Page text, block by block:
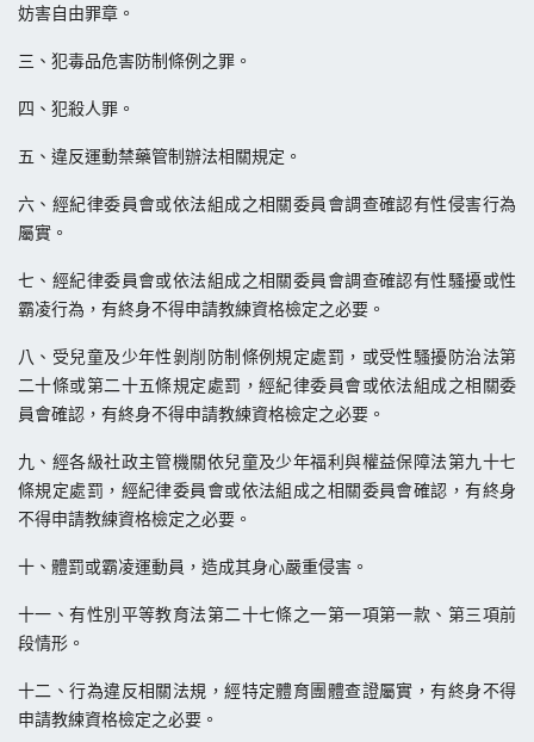
妨害自由罪章。
三、犯毒品危害防制條例之罪。
四、犯殺人罪。
五、違反運動禁藥管制辦法相關規定。
六、經紀律委員會或依法組成之相關委員會調查確認有性侵害行為
屬實。
七、經紀律委員會或依法組成之相關委員會調查確認有性騷擾或性
霸凌行為，有終身不得申請教練資格檢定之必要。
八、受兒童及少年性剝削防制條例規定處罰，或受性騷擾防治法第
二十條或第二十五條規定處罰，經紀律委員會或依法組成之相關委
員會確認，有終身不得申請教練資格檢定之必要。
九、經各級社政主管機關依兒童及少年福利與權益保障法第九十七
條規定處罰，經紀律委員會或依法組成之相關委員會確認，有終身
不得申請教練資格檢定之必要。
十、體罰或霸凌運動員，造成其身心嚴重侵害。
十一、有性別平等教育法第二十七條之一第一項第一款、第三項前
段情形。
十二、行為違反相關法規，經特定體育團體查證屬實，有終身不得
申請教練資格檢定之必要。